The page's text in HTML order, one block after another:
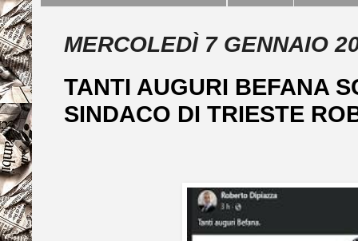
MERCOLEDÌ 7 GENNAIO
TANTI AUGURI BEFANA
SINDACO DI TRIESTE